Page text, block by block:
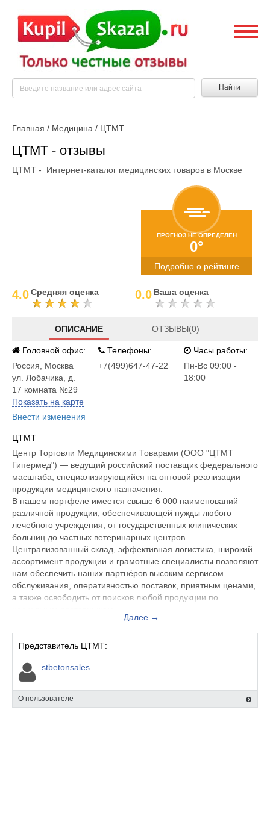
Найти
Главная / Медицина / ЦТМТ
ЦТМТ - отзывы
ЦТМТ - Интернет-каталог медицинских товаров в Москве
ПРОГНОЗ НЕ ОПРЕДЕЛЕН
0°
Подробно о рейтинге
4.0Средняя оценка 0.0 Ваша оценка
ОПИСАНИЕ ОТЗЫВЫ(0)
Головной офис:
Россия
Москва
ул. Лобачика, д.
17 комната №29
Показать на карте
Внести изменения
Телефоны:
+7(499)647-47-22
Часы работы:
Пн-Вс 09:00 -
18:00
ЦТМТ
Центр Торговли Медицинскими Товарами (ООО "ЦТМТ
Гипермед") — ведущий российский поставщик федерального
масштаба, специализирующийся на оптовой реализации
продукции медицинского назначения.
В нашем портфеле имеется свыше 6 000 наименований
различной продукции, обеспечивающей нужды любого
лечебного учреждения, от государственных клинических
больниц до частных ветеринарных центров.
Централизованный склад, эффективная логистика, широкий
ассортимент продукции и грамотные специалисты позволяют
нам обеспечить наших партнёров высоким сервисом
обслуживания, оперативностью поставок, приятным ценами,
а также освободить от поисков любой продукции по
Основные критерии выбора в пользу сотрудничества с ООО
"ЦТМТ Гипермед":
Широкий ассортимент
Оперативность поставок
Склад в пределах Москвы с удобным доступом
Экономия времени для отдела закупок
Доставка по всей России и странам СНГ
Индивидуальные условия по ценам и оплате.
Далее →
Представитель ЦТМТ:
stbetonsales
О пользователе